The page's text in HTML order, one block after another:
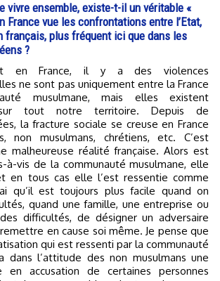
vivre ensemble, existe-t-il un véritable «
France vue les confrontations entre l’Etat,
français, plus fréquent ici que dans les
?
ne sont pas uniquement entre la France
musulmane, mais elles existent
sur tout notre territoire. Depuis de
la fracture sociale se creuse en France
non musulmans, chrétiens, etc. C’est
malheureuse réalité française. Alors est
vis de la communauté musulmane, elle
en tous cas elle l’est ressentie comme
qu’il est toujours plus facile quand on
quand une famille, une entreprise ou
difficultés, de désigner un adversaire
en cause soi même. Je pense que
qui est ressenti par la communauté
dans l’attitude des non musulmans une
en accusation de certaines personnes